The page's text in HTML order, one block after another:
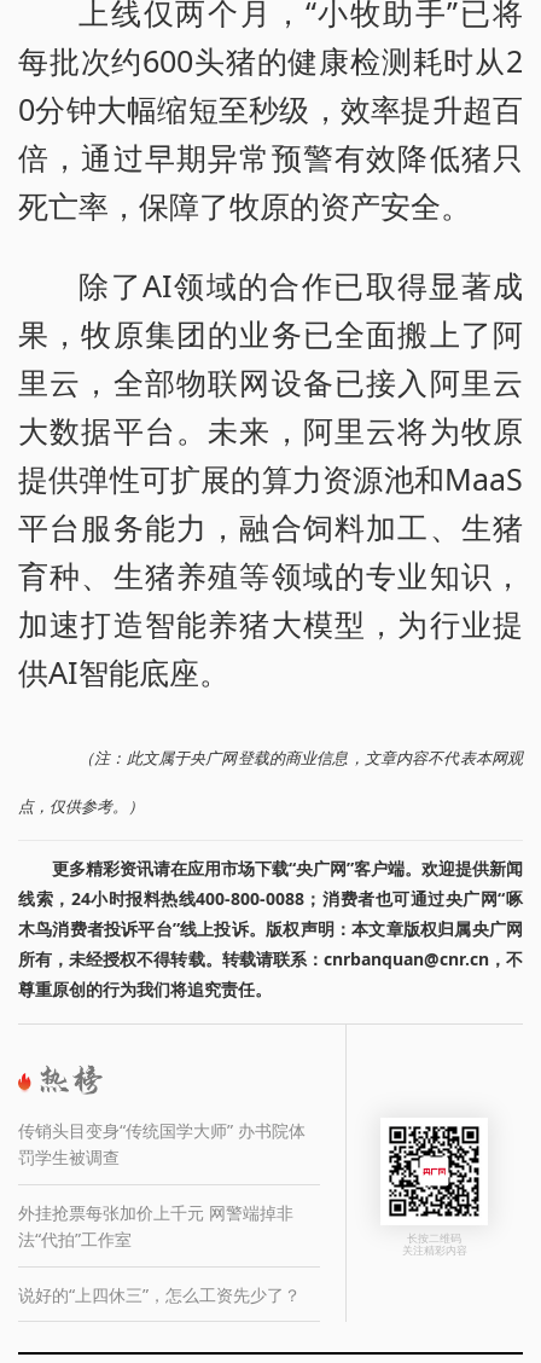
上线仅两个月，“小牧助手”已将
每批次约600头猪的健康检测耗时从2
0分钟大幅缩短至秒级，效率提升超百
倍，通过早期异常预警有效降低猪只
死亡率，保障了牧原的资产安全。
除了AI领域的合作已取得显著成
果，牧原集团的业务已全面搬上了阿
里云，全部物联网设备已接入阿里云
大数据平台。未来，阿里云将为牧原
提供弹性可扩展的算力资源池和MaaS
平台服务能力，融合饲料加工、生猪
育种、生猪养殖等领域的专业知识，
加速打造智能养猪大模型，为行业提
供AI智能底座。
（注：此文属于央广网登载的商业信息，文章内容不代表本网观
点，仅供参考。）
更多精彩资讯请在应用市场下载“央广网”客户端。欢迎提供新闻
线索，24小时报料热线400-800-0088；消费者也可通过央广网“啄
木鸟消费者投诉平台”线上投诉。版权声明：本文章版权归属央广网
所有，未经授权不得转载。转载请联系：cnrbanquan@cnr.cn，不
尊重原创的行为我们将追究责任。
传销头目变身“传统国学大师” 办书院体
罚学生被调查
外挂抢票每张加价上千元 网警端掉非
法“代拍”工作室
说好的“上四休三”，怎么工资先少了？
长按二维码
关注精彩内容